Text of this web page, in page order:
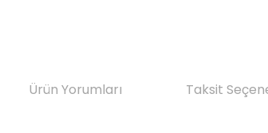
Ürün Yorumları Taksit